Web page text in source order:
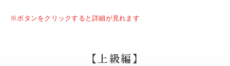
※ボタンをクリックすると詳細が見れます
【上級編】